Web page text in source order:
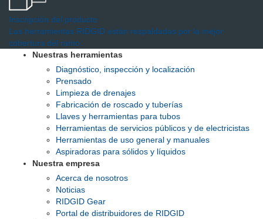
Inscripción del producto
Las herramientas RIDGID están respaldadas por la mejor
cobertura del ramo.
Nuestras herramientas
Diagnóstico, inspección y localización
Prensado
Limpieza de drenajes
Fabricación de roscado y tuberías
Llaves y herramientas para tubos
Herramientas de servicios públicos y de electricistas
Herramientas de uso general y manuales
Aspiradoras para sólidos y líquidos
Nuestra empresa
Acerca de nosotros
Noticias
RIDGID Gear
Portal de distribuidores de RIDGID